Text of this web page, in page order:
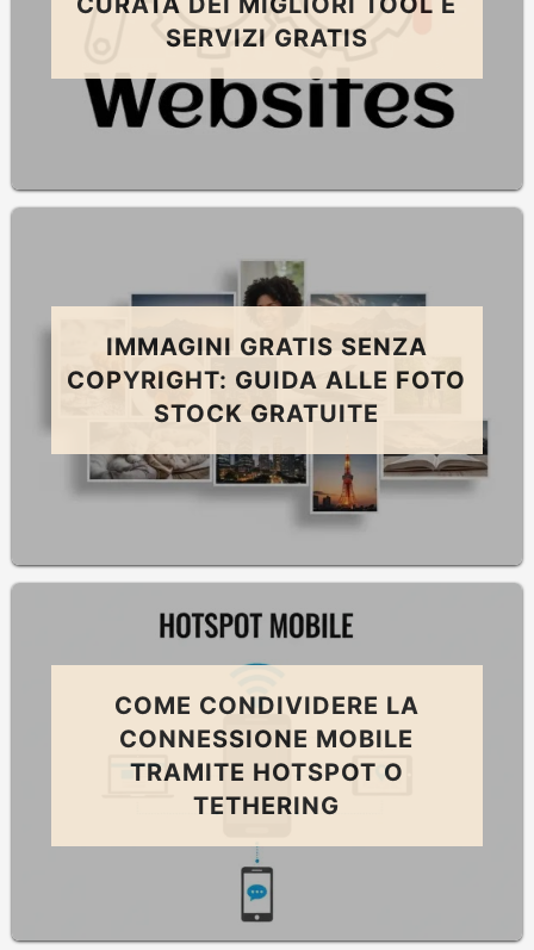
SERVIZI GRATIS
IMMAGINI GRATIS SENZA
COPYRIGHT: GUIDA ALLE FOTO
STOCK GRATUITE
COME CONDIVIDERE LA
CONNESSIONE MOBILE
TRAMITE HOTSPOT O
TETHERING